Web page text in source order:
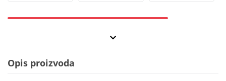
Opis proizvoda